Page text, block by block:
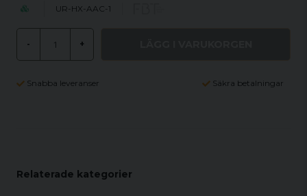
UR-HX-AAC-1
- +
Snabba leveranser Säkra betalningar
Relaterade kategorier